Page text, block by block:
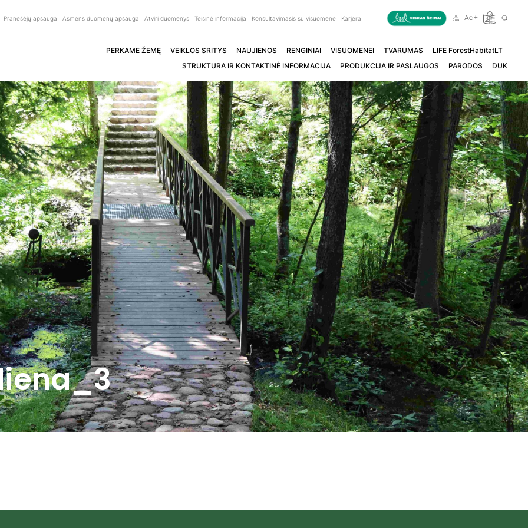
Pranešėjų apsauga Asmens duomenų apsauga Atviri duomenys Teisinė informacija Konsultavimasis su visuomene Karjera
PERKAME ŽEMĘ VEIKLOS SRITYS NAUJIENOS RENGINIAI VISUOMENEI TVARUMAS
LIFE ForestHabitatLT
STRUKTŪRA IR KONTAKTINĖ INFORMACIJA
PRODUKCIJA IR PASLAUGOS PARODOS DUK